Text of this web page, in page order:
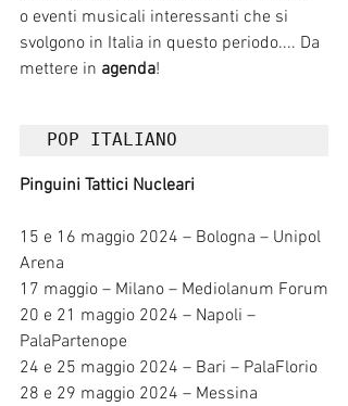
o eventi musicali interessanti che si
svolgono in Italia in questo periodo.... Da
mettere in agenda!
Pinguini Tattici Nucleari
15 e 16 maggio 2024 – Bologna – Unipol
Arena
17 maggio – Milano – Mediolanum Forum
20 e 21 maggio 2024 – Napoli –
PalaPartenope
24 e 25 maggio 2024 – Bari – PalaFlorio
28 e 29 maggio 2024 – Messina